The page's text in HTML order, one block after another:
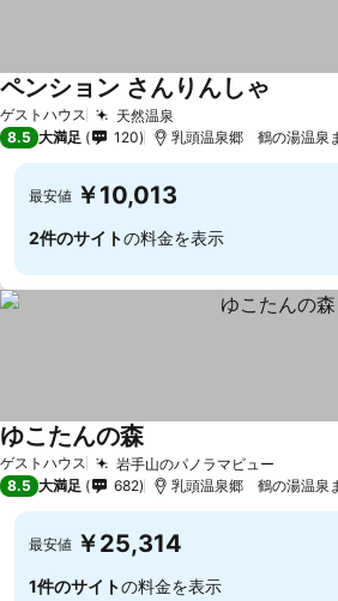
ゲストハウス 天然温泉
ペンション さんりんしゃ
8.5 大満足 120 乳頭温泉郷 鶴の湯温泉
最安値 ￥10,013
2件のサイトの料金を表示
ゲストハウス 岩手山のパノラマビュー
ゆこたんの森
8.5 大満足 682 乳頭温泉郷 鶴の湯温泉
最安値 ￥25,314
1件のサイトの料金を表示